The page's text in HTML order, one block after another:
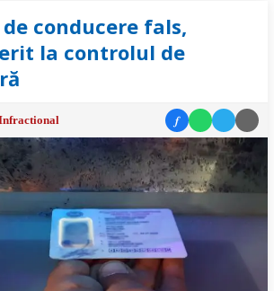
conducere fals,
la controlul de
f